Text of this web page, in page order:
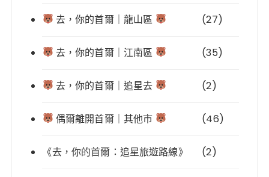
去，你的首爾｜龍山區 (27)
去，你的首爾｜江南區 (35)
去，你的首爾｜追星去 (2)
偶爾離開首爾｜其他市 (46)
《去，你的首爾：追星旅遊路線》 (2)